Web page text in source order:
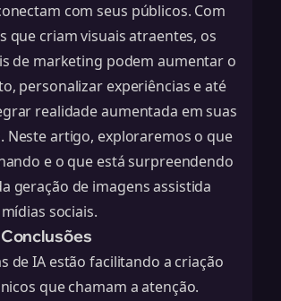
com seus públicos. Com
que criam visuais atraentes, os
de marketing podem aumentar o
personalizar experiências e até
realidade aumentada em suas
Neste artigo, exploraremos o que
e o que está surpreendendo
geração de imagens assistida
sociais.
de IA estão facilitando a criação
que chamam a atenção.